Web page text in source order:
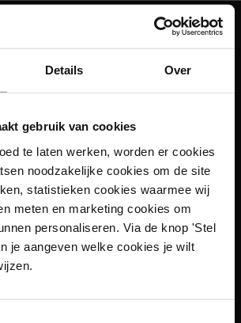
Details Over
gebruik van cookies
te laten werken, worden er cookies
noodzakelijke cookies om de site
statistieken cookies waarmee wij
meten en marketing cookies om
personaliseren. Via de knop 'Stel
je aangeven welke cookies je wilt
Links